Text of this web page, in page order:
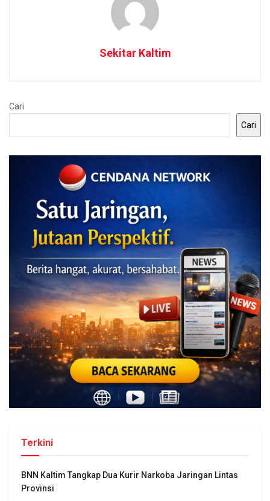
Sekitar Kaltim
Cari
Cari
Terkini
BNN Kaltim Tangkap Dua Kurir Narkoba Jaringan Lintas
Provinsi